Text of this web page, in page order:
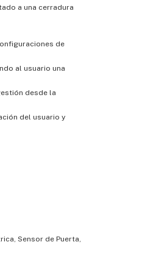
a una cerradura
de
al usuario una
desde la
del usuario y
Sensor de Puerta,